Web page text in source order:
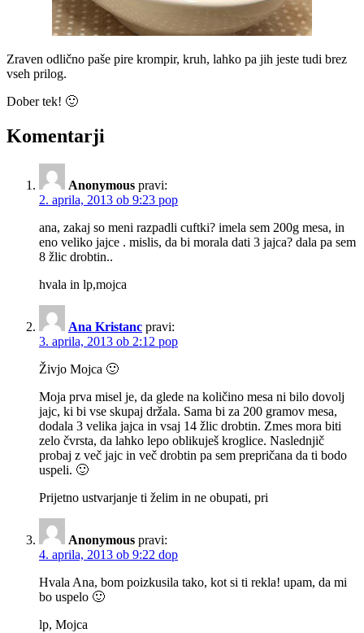
Zraven odlično paše pire krompir, kruh, lahko pa jih jeste tudi brez
vseh prilog.
Dober tek! 🙂
Komentarji
Anonymous pravi:
2. aprila, 2013 ob 9:23 pop
ana, zakaj so meni razpadli cuftki? imela sem 200g mesa, in
eno veliko jajce . mislis, da bi morala dati 3 jajca? dala pa sem
8 žlic drobtin..
hvala in lp,mojca
Ana Kristanc pravi:
3. aprila, 2013 ob 2:12 pop
Živjo Mojca 🙂
Moja prva misel je, da glede na količino mesa ni bilo dovolj
jajc, ki bi vse skupaj držala. Sama bi za 200 gramov mesa,
dodala 3 velika jajca in vsaj 14 žlic drobtin. Zmes mora biti
zelo čvrsta, da lahko lepo oblikuješ kroglice. Naslednjič
probaj z več jajc in več drobtin pa sem prepričana da ti bodo
uspeli. 🙂
Prijetno ustvarjanje ti želim in ne obupati, pri
Anonymous pravi:
4. aprila, 2013 ob 9:22 dop
Hvala Ana, bom poizkusila tako, kot si ti rekla! upam, da mi
bo uspelo 🙂
lp, Mojca